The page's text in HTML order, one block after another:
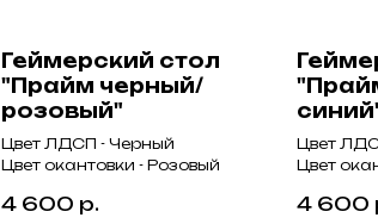
Геймерский стол
"Прайм черный/
розовый"
Цвет ЛДСП - Черный
Цвет окантовки - Розовый
4 600 р.
Цвет
Цвет
4 600